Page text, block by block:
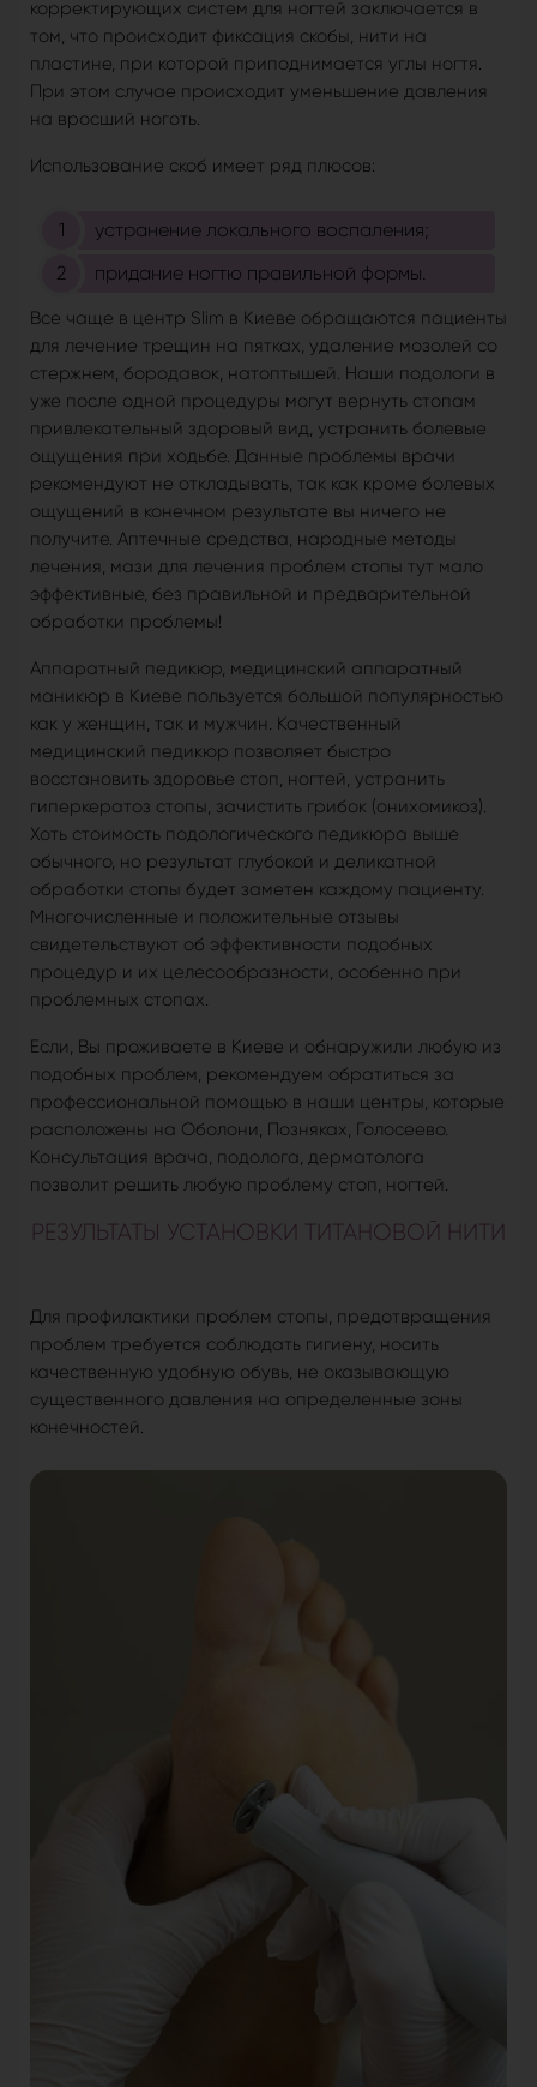
корректирующих систем для ногтей заключается в
том, что происходит фиксация скобы, нити на
пластине, при которой приподнимается углы ногтя.
При этом случае происходит уменьшение давления
на вросший ноготь.
Использование скоб имеет ряд плюсов:
устранение локального воспаления;
придание ногтю правильной формы.
Все чаще в центр Slim в Киеве обращаются пациенты
для лечение трещин на пятках, удаление мозолей со
стержнем, бородавок, натоптышей. Наши подологи в
уже после одной процедуры могут вернуть стопам
привлекательный здоровый вид, устранить болевые
ощущения при ходьбе. Данные проблемы врачи
рекомендуют не откладывать, так как кроме болевых
ощущений в конечном результате вы ничего не
получите. Аптечные средства, народные методы
лечения, мази для лечения проблем стопы тут мало
эффективные, без правильной и предварительной
обработки проблемы!
Аппаратный педикюр, медицинский аппаратный
маникюр в Киеве пользуется большой популярностью
как у женщин, так и мужчин. Качественный
медицинский педикюр позволяет быстро
восстановить здоровье стоп, ногтей, устранить
гиперкератоз стопы, зачистить грибок (онихомикоз).
Хоть стоимость подологического педикюра выше
обычного, но результат глубокой и деликатной
обработки стопы будет заметен каждому пациенту.
Многочисленные и положительные отзывы
свидетельствуют об эффективности подобных
процедур и их целесообразности, особенно при
проблемных стопах.
Если, Вы проживаете в Киеве и обнаружили любую из
подобных проблем, рекомендуем обратиться за
профессиональной помощью в наши центры, которые
расположены на Оболони, Позняках, Голосеево.
Консультация врача, подолога, дерматолога
позволит решить любую проблему стоп, ногтей.
РЕЗУЛЬТАТЫ УСТАНОВКИ ТИТАНОВОЙ НИТИ
Для профилактики проблем стопы, предотвращения
проблем требуется соблюдать гигиену, носить
качественную удобную обувь, не оказывающую
существенного давления на определенные зоны
конечностей.